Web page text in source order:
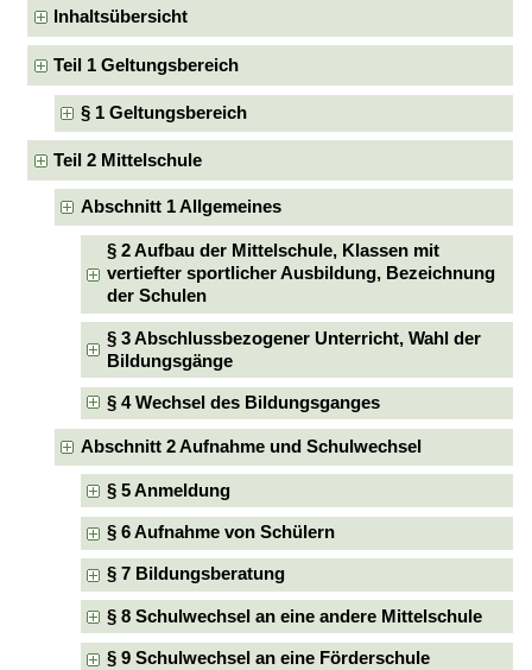
Inhaltsübersicht
Teil 1 Geltungsbereich
§ 1 Geltungsbereich
Teil 2 Mittelschule
Abschnitt 1 Allgemeines
§ 2 Aufbau der Mittelschule, Klassen mit
vertiefter sportlicher Ausbildung, Bezeichnung
der Schulen
§ 3 Abschlussbezogener Unterricht, Wahl der
Bildungsgänge
§ 4 Wechsel des Bildungsganges
Abschnitt 2 Aufnahme und Schulwechsel
§ 5 Anmeldung
§ 6 Aufnahme von Schülern
§ 7 Bildungsberatung
§ 8 Schulwechsel an eine andere Mittelschule
§ 9 Schulwechsel an eine Förderschule